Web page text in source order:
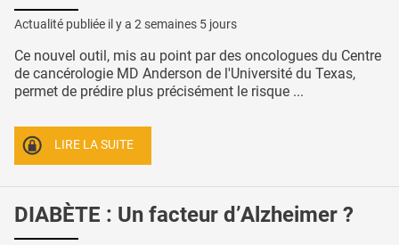
Actualité publiée il y a 2 semaines 5 jours
Ce nouvel outil, mis au point par des oncologues du Centre
de cancérologie MD Anderson de l'Université du Texas,
permet de prédire plus précisément le risque ...
LIRE LA SUITE
DIABÈTE : Un facteur d’Alzheimer ?